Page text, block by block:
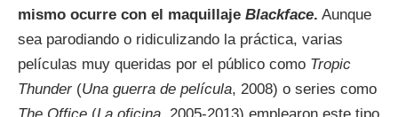
mismo ocurre con el maquillaje Blackface. Aunque
sea parodiando o ridiculizando la práctica, varias
películas muy queridas por el público como Tropic
Thunder (Una guerra de película, 2008) o series como
The Office (La oficina , 2005-2013) emplearon este tipo